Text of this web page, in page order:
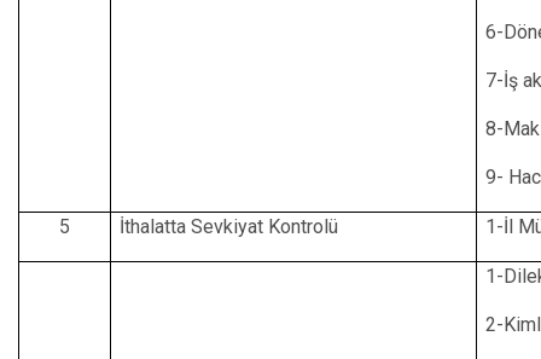
6-
7-İş
8-
9-
5 İthalatta Sevkiyat Kontrolü 1-İl
1-
2-